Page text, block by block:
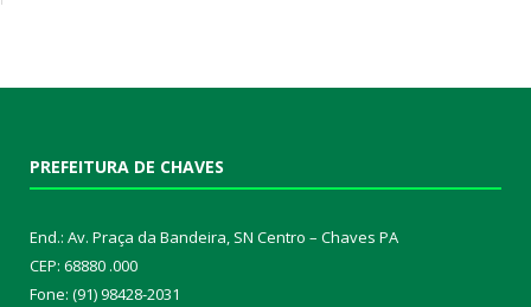
PREFEITURA DE CHAVES
End.: Av. Praça da Bandeira, SN Centro – Chaves PA
CEP: 68880 .000
Fone: (91) 98428-2031